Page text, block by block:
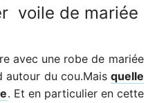
voile de mariée
avec une robe de mariée
du cou.Mais quelle
. Et en particulier en cette